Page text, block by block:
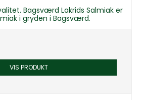
Bagsværd Lakrids Salmiak er
i gryden i Bagsværd.
VIS PRODUKT